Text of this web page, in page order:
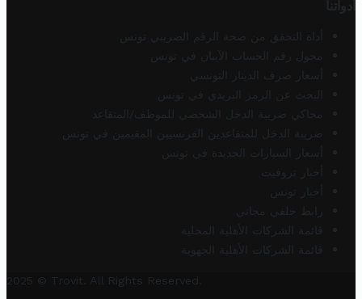
أدواتنا
أداة التحقق من صحة الرقم الضريبي تونس
محول رقم الحساب الآيبان في تونس
أسعار صرف الدينار التونسي
البحث عن الرمز البريدي في تونس
محاكي ضريبة الدخل الشخصي للموظف/المتقاعد
ضريبة الدخل للمتقاعدين الفرنسيين المقيمين في تونس
أسعار السيارات الجديدة في تونس
أخبار تروفيت
أخبار تونس
رابط خلفي مجاني
قائمة الشركات الأهلية المحلية
قائمة الشركات الأهلية الجهوية
2025 © Trovit. All Rights Reserved.